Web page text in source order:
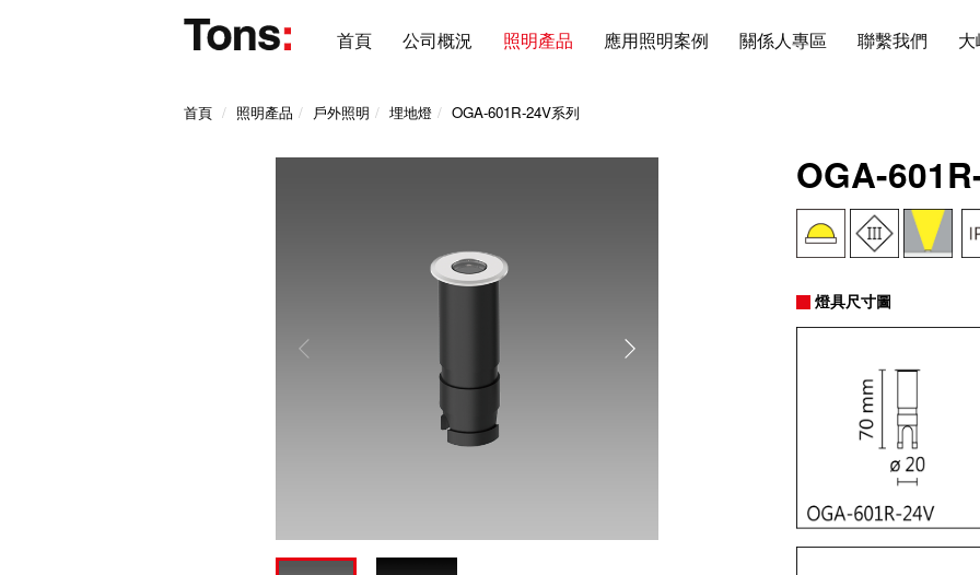
首頁 公司概況 照明產品 應用照明案例 關係人專區 聯繫我們
首頁 照明產品 戶外照明 埋地燈 OGA-601R-24V系列
OGA-
燈具尺寸圖